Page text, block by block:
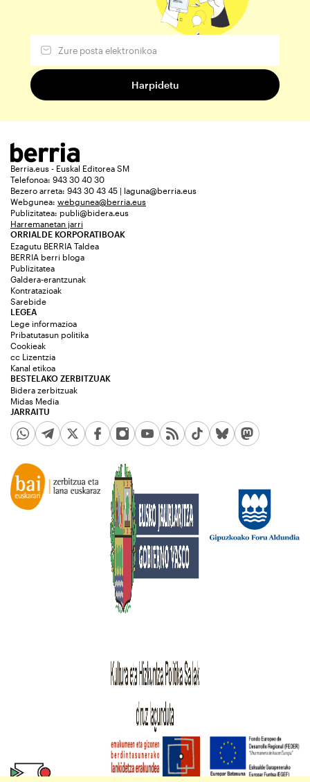
Berria.eus - Euskal Editorea SM
Telefonoa: 943 30 40 30
Bezero arreta: 943 30 43 45 | laguna@berria.eus
Webgunea: webgunea@berria.eus
Publizitatea: publi@bidera.eus
Harremanetan jarri
ORRIALDE KORPORATIBOAK
Ezagutu BERRIA Taldea
BERRIA berri bloga
Publizitatea
Galdera-erantzunak
Kontratazioak
Sarebide
JARRAITU
LEGEA
Lege informazioa
Pribatutasun politika
Cookieak
cc Lizentzia
Kanal etikoa
BESTELAKO ZERBITZUAK
Bidera zerbitzuak
Midas Media